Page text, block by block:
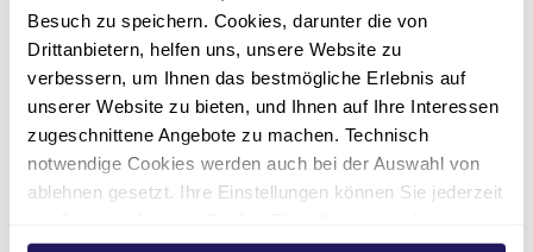
Besuch zu speichern. Cookies, darunter die von
Drittanbietern, helfen uns, unsere Website zu
verbessern, um Ihnen das bestmögliche Erlebnis auf
unserer Website zu bieten, und Ihnen auf Ihre Interessen
zugeschnittene Angebote zu machen. Technisch
notwendige Cookies werden auch bei der Auswahl von
ablehnen gesetzt. Ihre Einstellungen können Sie jederzeit
Über das Evangelische
Waldkrankenhaus
Spandau